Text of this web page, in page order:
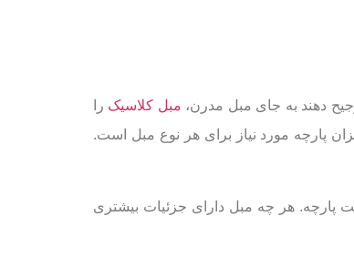
دهند به جای مبل مدرن، مبل کلاسیک را
پارچه مورد نیاز برای هر نوع مبل است.
پارچه. هر چه مبل دارای جزئیات بیشتری